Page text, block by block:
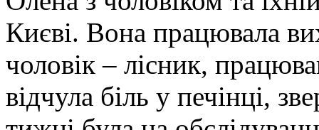
Києві. Вона працювала
чоловік – лісник,
відчула біль у печінці,